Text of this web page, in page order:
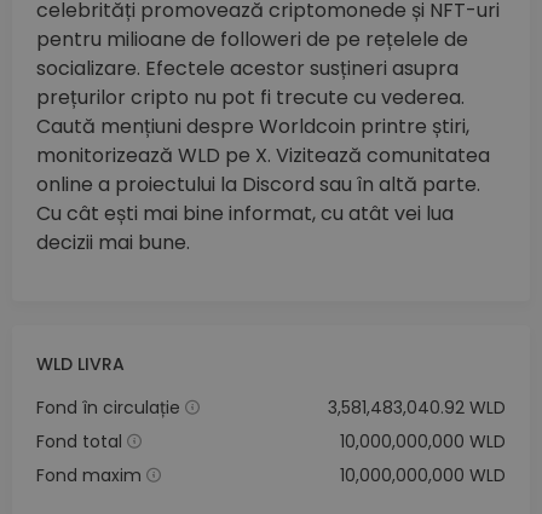
celebrități promovează criptomonede și NFT-uri
pentru milioane de followeri de pe rețelele de
socializare. Efectele acestor susțineri asupra
prețurilor cripto nu pot fi trecute cu vederea.
Caută mențiuni despre Worldcoin printre știri,
monitorizează WLD pe X. Vizitează comunitatea
online a proiectului la Discord sau în altă parte.
Cu cât ești mai bine informat, cu atât vei lua
decizii mai bune.
WLD LIVRA
Fond în circulație
3,581,483,040.92 WLD
Fond total
10,000,000,000 WLD
Fond maxim
10,000,000,000 WLD